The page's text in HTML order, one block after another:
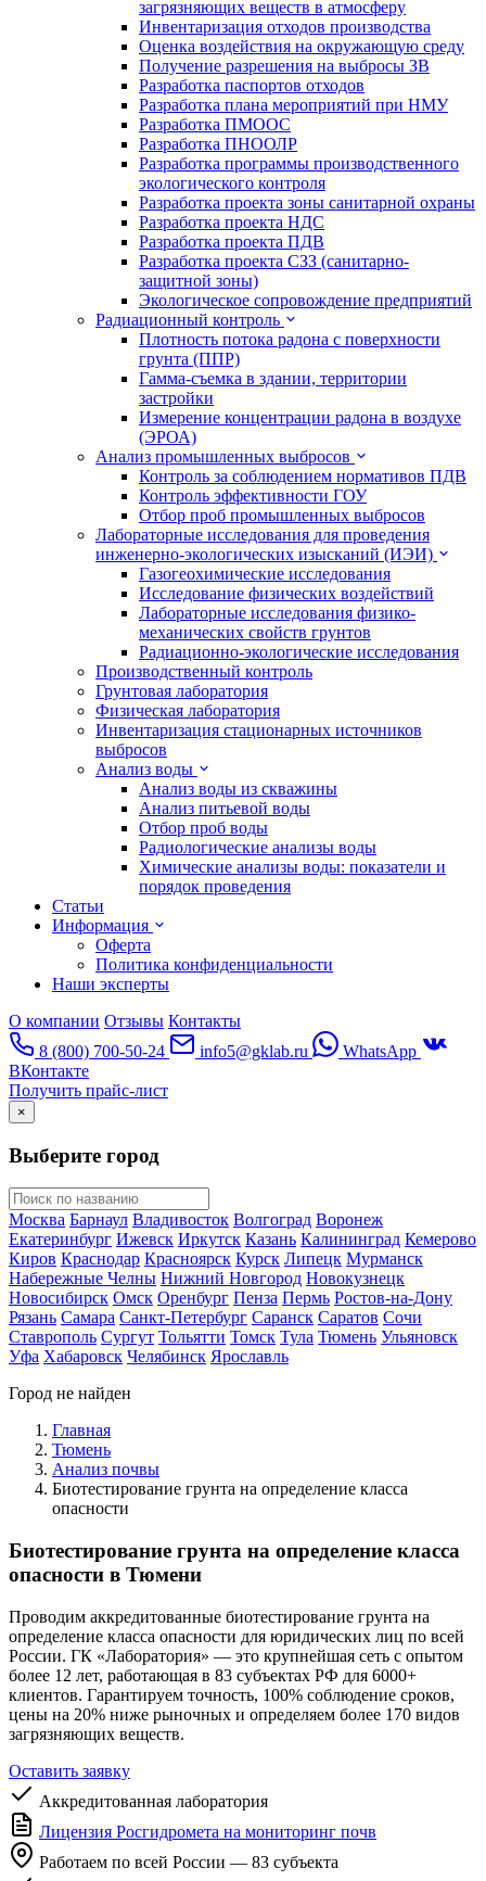
загрязняющих веществ в атмосферу
Инвентаризация отходов производства
Оценка воздействия на окружающую среду
Получение разрешения на выбросы ЗВ
Разработка паспортов отходов
Разработка плана мероприятий при НМУ
Разработка ПМООС
Разработка ПНООЛР
Разработка программы производственного
экологического контроля
Разработка проекта зоны санитарной охраны
Разработка проекта НДС
Разработка проекта ПДВ
Разработка проекта СЗЗ (санитарно-
защитной зоны)
Экологическое сопровождение предприятий
Радиационный контроль
Плотность потока радона с поверхности
грунта (ППР)
Гамма-съемка в здании, территории
застройки
Измерение концентрации радона в воздухе
(ЭРОА)
Анализ промышленных выбросов
Контроль за соблюдением нормативов ПДВ
Контроль эффективности ГОУ
Отбор проб промышленных выбросов
Лабораторные исследования для проведения
инженерно-экологических изысканий (ИЭИ)
Газогеохимические исследования
Исследование физических воздействий
Лабораторные исследования физико-
механических свойств грунтов
Радиационно-экологические исследования
Производственный контроль
Грунтовая лаборатория
Физическая лаборатория
Инвентаризация стационарных источников
выбросов
Анализ воды
Анализ воды из скважины
Анализ питьевой воды
Отбор проб воды
Радиологические анализы воды
Химические анализы воды: показатели и
порядок проведения
Статьи
Информация
Оферта
Политика конфиденциальности
Наши эксперты
О компании Отзывы Контакты
8 (800) 700-50-24
info5@gklab.ru
WhatsApp
ВКонтакте
Получить прайс-лист
×
Выберите город
Москва Барнаул Владивосток Волгоград Воронеж
Екатеринбург Ижевск Иркутск Казань Калининград Кемерово
Киров Краснодар Красноярск Курск Липецк Мурманск
Набережные Челны Нижний Новгород Новокузнецк
Новосибирск Омск Оренбург Пенза Пермь Ростов-на-Дону
Рязань Самара Санкт-Петербург Саранск Саратов Сочи
Ставрополь Сургут Тольятти Томск Тула Тюмень Ульяновск
Уфа Хабаровск Челябинск Ярославль
Город не найден
Главная
Тюмень
Анализ почвы
Биотестирование грунта на определение класса
опасности
Биотестирование грунта на определение класса
опасности в Тюмени
Проводим аккредитованные биотестирование грунта на
определение класса опасности для юридических лиц по всей
России. ГК «Лаборатория» — это крупнейшая сеть с опытом
более 12 лет, работающая в 83 субъектах РФ для 6000+
клиентов. Гарантируем точность, 100% соблюдение сроков,
цены на 20% ниже рыночных и определяем более 170 видов
загрязняющих веществ.
Оставить заявку
Аккредитованная лаборатория
Лицензия Росгидромета на мониторинг почв
Работаем по всей России — 83 субъекта